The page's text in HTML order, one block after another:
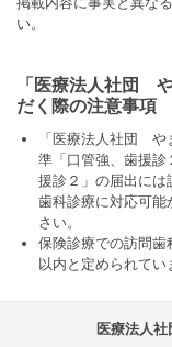
い。
「医療法人社団
だく際の注意事項
「医療法人社団 や
準「口管強、歯援
援診２」の届出には
歯科診療に対応可
さい。
保険診療での訪問
以内と定められてい
医療法人